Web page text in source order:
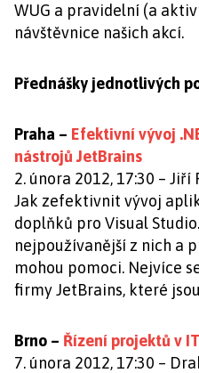
WUG a pravidelní (a
návštěvnice našich akcí.
Přednášky jednotlivých
Praha – Efektivní vývoj
nástrojů JetBrains
2. února 2012, 17:30 – Jiří
Jak zefektivnit vývoj
doplňků pro Visual
nejpoužívanější z nich a
mohou pomoci. Nejvíce
firmy JetBrains, které
Brno – Řízení projektů v IT
7. února 2012, 17:30 –